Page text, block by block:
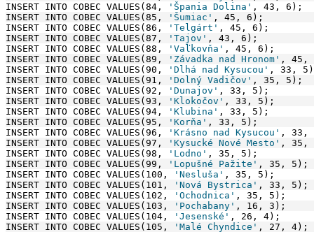
INSERT INTO COBEC VALUES(84,
'Špania Dolina' , 43, 6);
INSERT INTO COBEC VALUES(85,
'Šumiac' , 45, 6);
INSERT INTO COBEC VALUES(86,
'Telgárt' , 45, 6);
INSERT INTO COBEC VALUES(87,
'Tajov' , 43, 6);
INSERT INTO COBEC VALUES(88,
'Vaľkovňa' , 45, 6);
INSERT INTO COBEC VALUES(89,
'Závadka nad Hronom' , 45,
INSERT INTO COBEC VALUES(90,
'Dlhá nad Kysucou' , 33,
INSERT INTO COBEC VALUES(91,
'Dolný Vadičov' , 35, 5);
INSERT INTO COBEC VALUES(92,
'Dunajov' , 33, 5);
INSERT INTO COBEC VALUES(93,
'Klokočov' , 33, 5);
INSERT INTO COBEC VALUES(94,
'Klubina' , 33, 5);
INSERT INTO COBEC VALUES(95,
'Korňa' , 33, 5);
INSERT INTO COBEC VALUES(96,
'Krásno nad Kysucou' , 33,
INSERT INTO COBEC VALUES(97,
'Kysucké Nové Mesto' , 35,
INSERT INTO COBEC VALUES(98,
'Lodno' , 35, 5);
INSERT INTO COBEC VALUES(99,
'Lopušné Pažite' , 35, 5);
INSERT INTO COBEC VALUES(100,
'Nesluša' , 35, 5);
INSERT INTO COBEC VALUES(101,
'Nová Bystrica' , 33, 5);
INSERT INTO COBEC VALUES(102,
'Ochodnica' , 35, 5);
INSERT INTO COBEC VALUES(103,
'Pochabany' , 16, 3);
INSERT INTO COBEC VALUES(104,
'Jesenské' , 26, 4);
INSERT INTO COBEC VALUES(105,
'Malé Chyndice' , 27, 4);